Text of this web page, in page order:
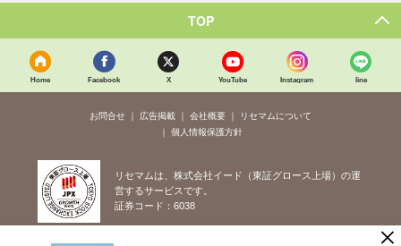
TOP
Home Facebook X YouTube Instagram line
お問合せ 広告掲載 会社概要
リセマムについて
個人情報保護方針
リセマムは、株式会社イード（東証グロース上場）の運
営するサービスです。
証券コード：6038
×